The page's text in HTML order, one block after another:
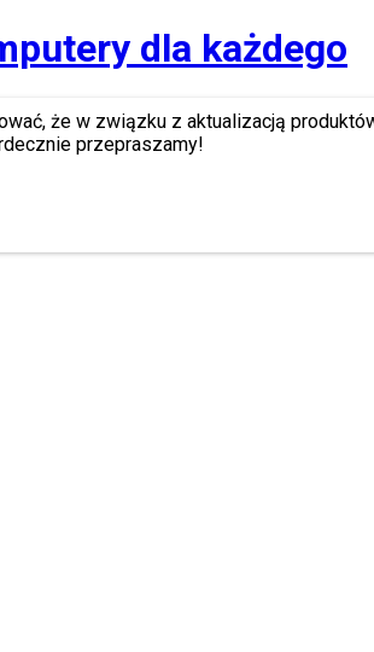
dla każdego
że w związku z aktualizacją
przepraszamy!